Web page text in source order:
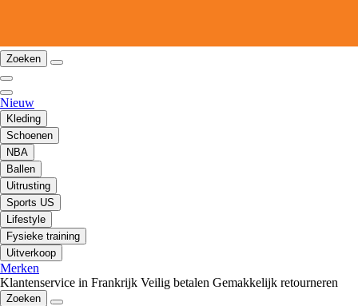
Zoeken
Nieuw
Kleding
Schoenen
NBA
Ballen
Uitrusting
Sports US
Lifestyle
Fysieke training
Uitverkoop
Merken
Klantenservice in Frankrijk Veilig betalen Gemakkelijk retourneren
Zoeken